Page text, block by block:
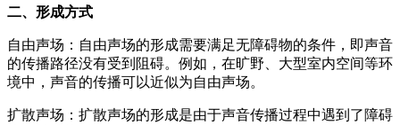
二、形成方式
自由声场：自由声场的形成需要满足无障碍物的条件，即声音
的传播路径没有受到阻碍。例如，在旷野、大型室内空间等环
境中，声音的传播可以近似为自由声场。
扩散声场：扩散声场的形成是由于声音传播过程中遇到了障碍